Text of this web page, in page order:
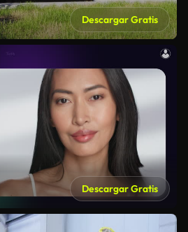
Descargar Gratis
Descargar Gratis